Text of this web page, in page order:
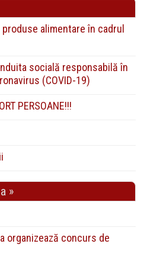
alimentare în cadrul
socială responsabilă în
(COVID-19)
PERSOANE!!!
»
organizează concurs de